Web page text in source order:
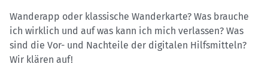
Wanderapp oder klassische Wanderkarte? Was brauche
ich wirklich und auf was kann ich mich verlassen? Was
sind die Vor- und Nachteile der digitalen Hilfsmitteln?
Wir klären auf!